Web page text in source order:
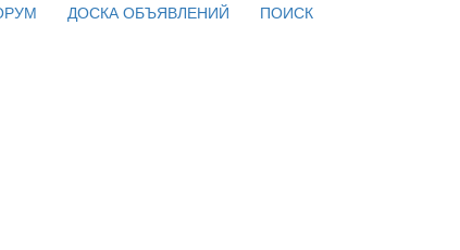
ДОСКА ОБЪЯВЛЕНИЙ ПОИСК